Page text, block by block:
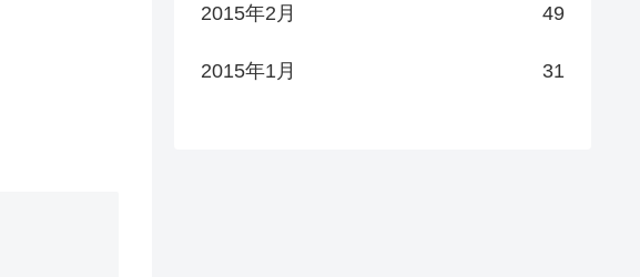
2015年2月 49
2015年1月 31